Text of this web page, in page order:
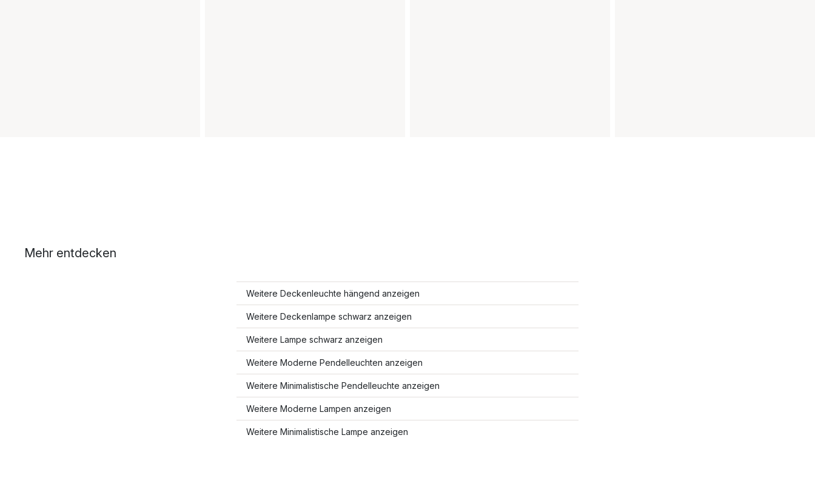
Mehr entdecken
Weitere Deckenleuchte hängend anzeigen
Weitere Deckenlampe schwarz anzeigen
Weitere Lampe schwarz anzeigen
Weitere Moderne Pendelleuchten anzeigen
Weitere Minimalistische Pendelleuchte anzeigen
Weitere Moderne Lampen anzeigen
Weitere Minimalistische Lampe anzeigen